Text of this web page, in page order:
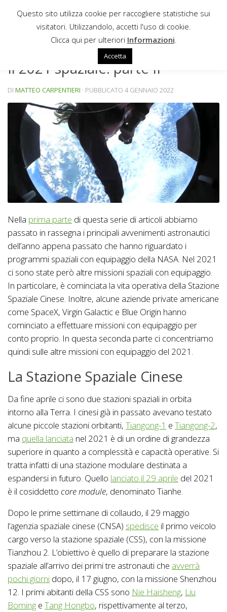
Sotto il contenuto
Il 2021 spaziale: parte II
DI MATTEO CARPENTIERI · PUBBLICATO 4 GENNAIO 2022
Nella prima parte di questa serie di articoli abbiamo
passato in rassegna i principali avvenimenti astronautici
dell’anno appena passato che hanno riguardato i
programmi spaziali con equipaggio della NASA. Nel 2021
ci sono state però altre missioni spaziali con equipaggio.
In particolare, è cominciata la vita operativa della Stazione
Spaziale Cinese. Inoltre, alcune aziende private americane
come SpaceX, Virgin Galactic e Blue Origin hanno
cominciato a effettuare missioni con equipaggio per
conto proprio. In questa seconda parte ci concentriamo
quindi sulle altre missioni con equipaggio del 2021.
La Stazione Spaziale Cinese
Da fine aprile ci sono due stazioni spaziali in orbita
intorno alla Terra. I cinesi già in passato avevano testato
alcune piccole stazioni orbitanti, Tiangong-1 e Tiangong-2,
ma quella lanciata nel 2021 è di un ordine di grandezza
superiore in quanto a complessità e capacità operative. Si
tratta infatti di una stazione modulare destinata a
espandersi in futuro. Quello lanciato il 29 aprile del 2021
è il cosiddetto core module, denominato Tianhe.
Dopo le prime settimane di collaudo, il 29 maggio
l’agenzia spaziale cinese (CNSA) spedisce il primo veicolo
cargo verso la stazione spaziale (CSS), con la missione
Tianzhou 2. L’obiettivo è quello di preparare la stazione
spaziale all’arrivo dei primi tre astronauti che avverrà
pochi giorni dopo, il 17 giugno, con la missione Shenzhou
12. I primi abitanti della CSS sono Nie Haisheng, Liu
Boming e Tang Hongbo, rispettivamente al terzo,
Questo sito utilizza cookie per raccogliere statistiche sui
visitatori. Utilizzandolo, accetti l'uso di cookie.
Clicca qui per ulteriori Informazioni
Accetta